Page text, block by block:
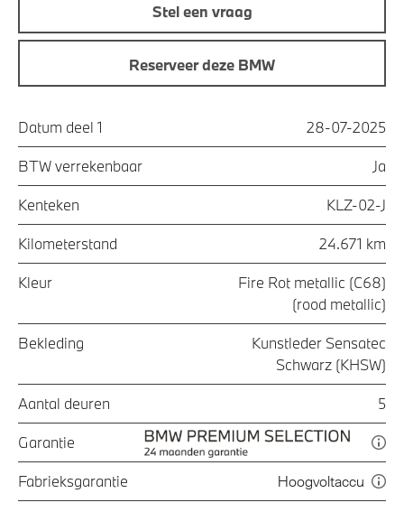
Stel een vraag
Reserveer deze BMW
Datum deel 1 28-07-2025
BTW verrekenbaar Ja
Kenteken KLZ-02-J
Kilometerstand 24.671 km
Kleur
Fire Rot metallic (C68)
(rood metallic)
Bekleding
Kunstleder Sensatec
Schwarz (KHSW)
Aantal deuren 5
Garantie
Fabrieksgarantie Hoogvoltaccu